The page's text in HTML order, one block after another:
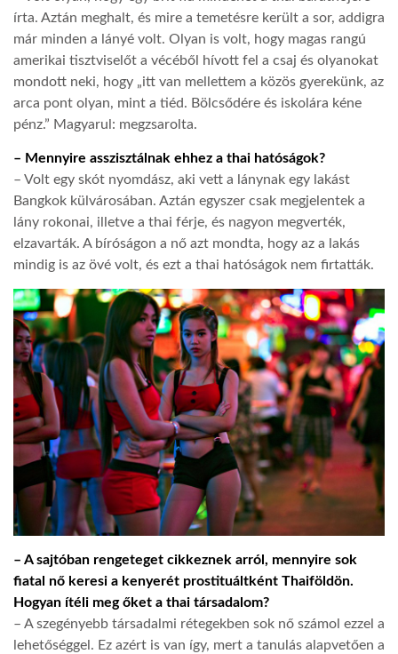
írta. Aztán meghalt, és mire a temetésre került a sor, addigra
már minden a lányé volt. Olyan is volt, hogy magas rangú
amerikai tisztviselőt a vécéből hívott fel a csaj és olyanokat
mondott neki, hogy „itt van mellettem a közös gyerekünk, az
arca pont olyan, mint a tiéd. Bölcsődére és iskolára kéne
pénz.” Magyarul: megzsarolta.
– Mennyire asszisztálnak ehhez a thai hatóságok?
– Volt egy skót nyomdász, aki vett a lánynak egy lakást
Bangkok külvárosában. Aztán egyszer csak megjelentek a
lány rokonai, illetve a thai férje, és nagyon megverték,
elzavarták. A bíróságon a nő azt mondta, hogy az a lakás
mindig is az övé volt, és ezt a thai hatóságok nem firtatták.
– A sajtóban rengeteget cikkeznek arról, mennyire sok
fiatal nő keresi a kenyerét prostituáltként Thaiföldön.
Hogyan ítéli meg őket a thai társadalom?
– A szegényebb társadalmi rétegekben sok nő számol ezzel a
lehetőséggel. Ez azért is van így, mert a tanulás alapvetően a